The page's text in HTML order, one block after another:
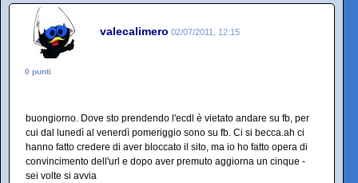
valecalimero 02/07/2011, 12:15
0 punti
buongiorno. Dove sto prendendo l'ecdl è vietato andare su fb, per
cui dal lunedì al venerdì pomeriggio sono su fb. Ci si becca.ah ci
hanno fatto credere di aver bloccato il sito, ma io ho fatto opera di
convincimento dell'url e dopo aver premuto aggiorna un cinque -
sei volte si avvia